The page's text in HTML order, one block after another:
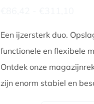
tot
Een ijzersterk duo.
functionele en flexibele
Ontdek onze
zijn enorm stabiel en